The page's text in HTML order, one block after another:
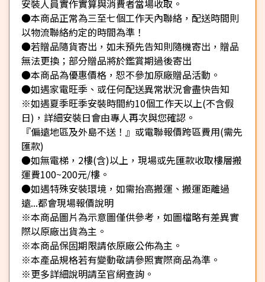
安裝人員實作實算與消費者當場收取。
●本商品正常為三至七個工作天內聯絡，配送時間則
以物流聯絡約定的時間為準！
●若贈品隨貨寄出，如未預先告知則隨機寄出，贈品
無法更換；部分贈品將於鑑賞期過後寄出
●本商品為優惠價格，恕不參加原廠贈品活動。
●如遇家電旺季、或任何配送異常狀況會盡快告知
※如遇夏季旺季安裝時間約10個工作天以上(不含假
日)，詳細安裝日會由專人再次與您確認。
『偏遠地區及外島不送！』或電聯報價跨區費用(需先
匯款)
●如無電梯，2樓(含)以上，現場或先匯款收取樓層搬
運費100~200元/樓。
●如遇特殊安裝環境，如需抬高搬運、搬運距離過
遠...都會現場報價說明
※本商品圖片為示意圖僅供參考，如圖檔略有差異實
際以原廠出貨為主。
※本商品保固期限請依原廠公佈為主。
※本產品規格若有變動敬請參照實際商品為準。
※更多詳細說明請至官網查詢。